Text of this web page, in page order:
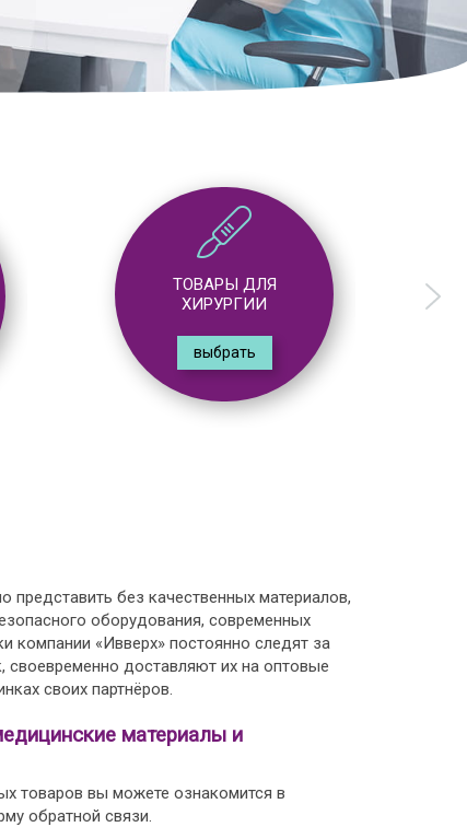
ТОВАРЫ ДЛЯ
ГАСТРОЭНТЕРОЛОГИИ
выбрать
без качественных материалов,
оборудования, современных
компании «Ивверх» постоянно следят за
своевременно доставляют их на оптовые
своих партнёров.
материалы и
товаров вы можете ознакомится в
обратной связи.